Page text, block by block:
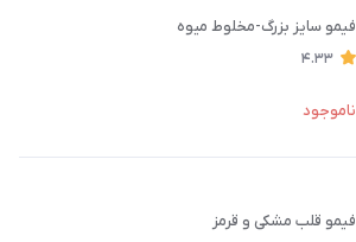
فیمو سایز بزرگ-مخلوط میوه
4.33
ناموجود
فیمو قلب مشکی و قرمز